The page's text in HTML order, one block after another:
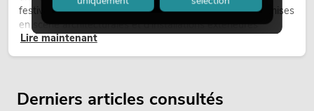
festivals, de fêtes urbaines, de concerts en plein air, de mises
en scène architecturales et d’installations extérieures
temporaires.
Lire maintenant
Derniers articles consultés